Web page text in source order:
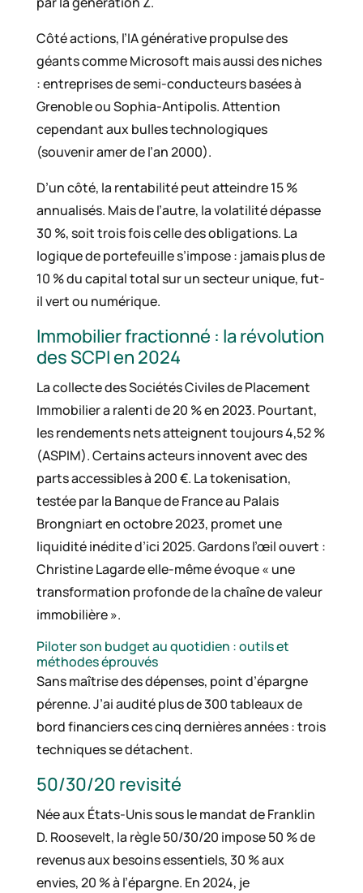
Côté actions, l’IA générative propulse des
géants comme Microsoft mais aussi des niches
: entreprises de semi-conducteurs basées à
Grenoble ou Sophia-Antipolis. Attention
cependant aux bulles technologiques
(souvenir amer de l’an 2000).
D’un côté, la rentabilité peut atteindre 15 %
annualisés. Mais de l’autre, la volatilité dépasse
30 %, soit trois fois celle des obligations. La
logique de portefeuille s’impose : jamais plus de
10 % du capital total sur un secteur unique, fut-
il vert ou numérique.
Immobilier fractionné : la révolution
des SCPI en 2024
La collecte des Sociétés Civiles de Placement
Immobilier a ralenti de 20 % en 2023. Pourtant,
les rendements nets atteignent toujours 4,52 %
(ASPIM). Certains acteurs innovent avec des
parts accessibles à 200 €. La tokenisation,
testée par la Banque de France au Palais
Brongniart en octobre 2023, promet une
liquidité inédite d’ici 2025. Gardons l’œil ouvert :
Christine Lagarde elle-même évoque « une
transformation profonde de la chaîne de valeur
immobilière ».
Piloter son budget au quotidien : outils et
méthodes éprouvés
Sans maîtrise des dépenses, point d’épargne
pérenne. J’ai audité plus de 300 tableaux de
bord financiers ces cinq dernières années : trois
techniques se détachent.
50/30/20 revisité
Née aux États-Unis sous le mandat de Franklin
D. Roosevelt, la règle 50/30/20 impose 50 % de
revenus aux besoins essentiels, 30 % aux
envies, 20 % à l’épargne. En 2024, je